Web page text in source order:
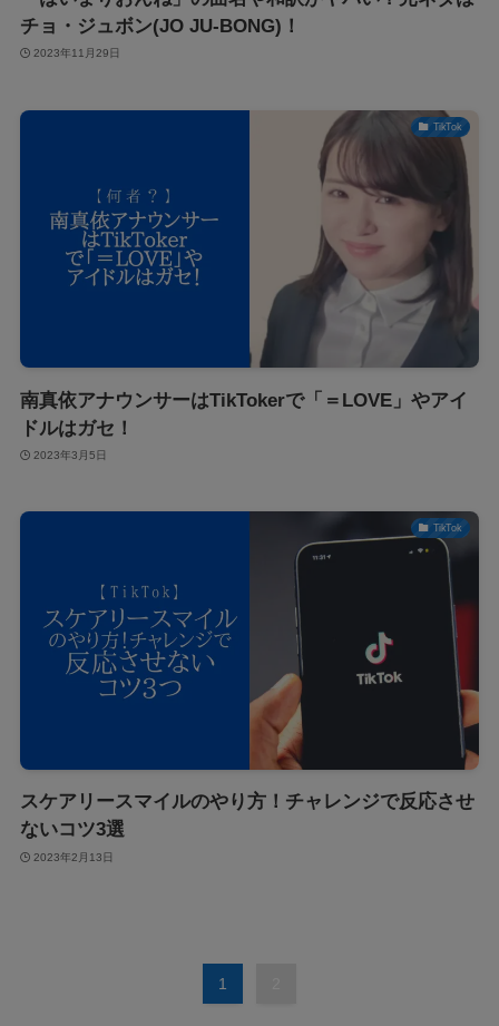
チョ・ジュボン(JO JU-BONG)！
2023年11月29日
TikTok
南真依アナウンサーはTikTokerで「＝LOVE」やアイ
ドルはガセ！
2023年3月5日
TikTok
スケアリースマイルのやり方！チャレンジで反応させ
ないコツ3選
2023年2月13日
1